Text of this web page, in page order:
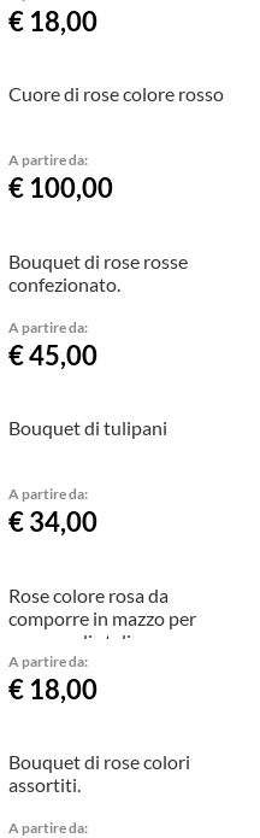
€ 18,00
Cuore di rose colore rosso
A partire da:
€ 100,00
Bouquet di rose rosse
confezionato.
A partire da:
€ 45,00
Bouquet di tulipani
A partire da:
€ 34,00
Rose colore rosa da
comporre in mazzo per
numero di steli.
A partire da:
€ 18,00
Bouquet di rose colori
assortiti.
A partire da: